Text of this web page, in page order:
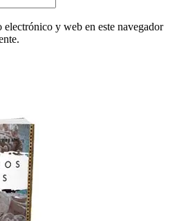
y web en este navegador